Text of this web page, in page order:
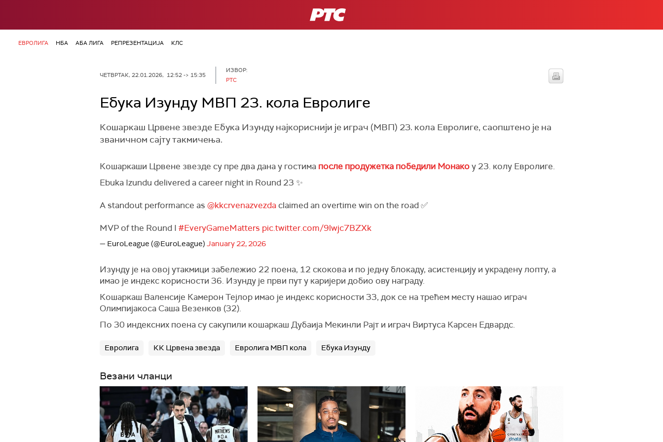
РТС
ЕВРОЛИГА НБА АБА ЛИГА РЕПРЕЗЕНТАЦИЈА КЛС
ЧЕТВРТАК, 22.01.2026, 12:52 -> 15:35
ИЗВОР:
РТС
Ебука Изунду МВП 23. кола Евролиге
Кошаркаш Црвене звезде Ебука Изунду најкориснији је играч (МВП) 23. кола Евролиге, саопштено је на
званичном сајту такмичења.
Кошаркаши Црвене звезде су пре два дана у гостима после продужетка победили Монакоу 23. колу Евролиге.
Ebuka Izundu delivered a career night in Round 23 ✨
A standout performance as @kkcrvenazvezda claimed an overtime win on the road ✅
MVP of the Round I #EveryGameMatters pic.twitter.com/9lwjc7BZXk
— EuroLeague (@EuroLeague) January 22, 2026
Изунду је на овој утакмици забележио 22 поена, 12 скокова и по једну блокаду, асистенцију и украдену лопту, а
имао је индекс корисности 36. Изунду је први пут у каријери добио ову награду.
Кошаркаш Валенсије Камерон Тејлор имао је индекс корисности 33, док се на трећем месту нашао играч
Олимпијакоса Саша Везенков (32).
По 30 индексних поена су сакупили кошаркаш Дубаија Мекинли Рајт и играч Виртуса Карсен Едвардс.
Евролига КК Црвена звезда Евролига МВП кола Ебука Изунду
Везани чланци